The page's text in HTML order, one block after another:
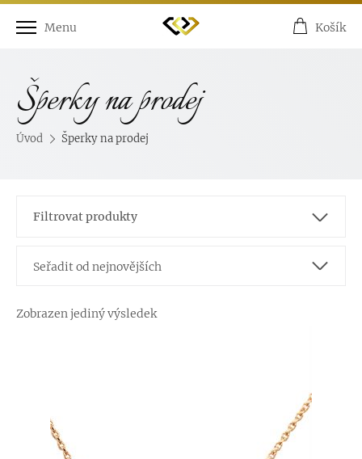
Menu Košík
Šperky na prodej
Úvod Šperky na prodej
Filtrovat produkty
S drahým kamenem
Profil prstenu
Seřadit od nejnovějších
Zobrazen jediný výsledek